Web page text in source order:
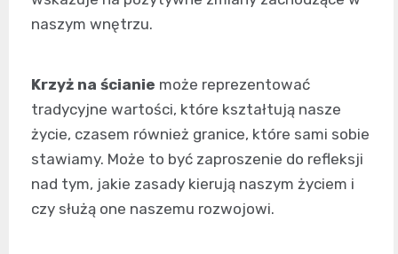
naszym wnętrzu.
Krzyż na ścianie może reprezentować
tradycyjne wartości, które kształtują nasze
życie, czasem również granice, które sami sobie
stawiamy. Może to być zaproszenie do refleksji
nad tym, jakie zasady kierują naszym życiem i
czy służą one naszemu rozwojowi.